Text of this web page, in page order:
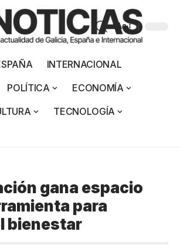
Aa
INTERNACIONAL
POLÍTICA
ECONOMÍA
TECNOLOGÍA
gana espacio
para
bienestar